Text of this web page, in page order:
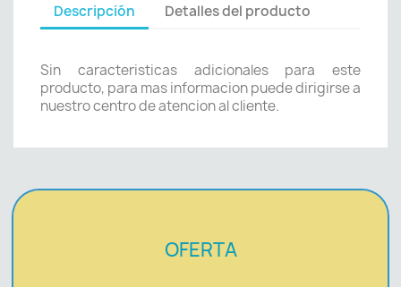
Descripción Detalles del producto
Sin caracteristicas adicionales para este
producto, para mas informacion puede dirigirse a
nuestro centro de atencion al cliente.
OFERTA